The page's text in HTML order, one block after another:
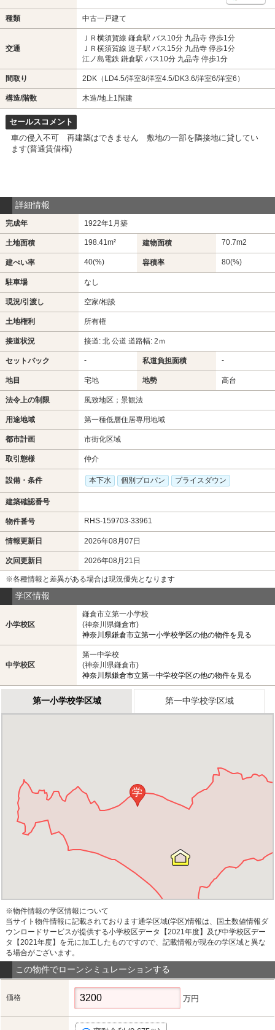
種類 中古一戸建て
交通
ＪＲ横須賀線 鎌倉駅 バス10分 九品寺 停歩1分
ＪＲ横須賀線 逗子駅 バス15分 九品寺 停歩1分
江ノ島電鉄 鎌倉駅 バス10分 九品寺 停歩1分
間取り 2DK（LD4.5/洋室8/洋室4.5/DK3.6/洋室6/洋室6）
構造/階数 木造/地上1階建
セールスコメント
車の侵入不可 再建築はできません 敷地の一部を隣接地に貸してい
ます(普通賃借権)
詳細情報
完成年 1922年1月築
土地面積 198.41m² 建物面積 70.7m2
建ぺい率 40(%) 容積率 80(%)
駐車場 なし
現況/引渡し 空家/相談
土地権利 所有権
接道状況 接道: 北 公道 道路幅: 2ｍ
セットバック - 私道負担面積 -
地目 宅地 地勢 高台
法令上の制限 風致地区；景観法
用途地域 第一種低層住居専用地域
都市計画 市街化区域
取引態様 仲介
設備・条件 本下水 個別プロパン プライスダウン
建築確認番号
物件番号 RHS-159703-33961
情報更新日 2026年08月07日
次回更新日 2026年08月21日
※各種情報と差異がある場合は現況優先となります
学区情報
小学校区
鎌倉市立第一小学校
(神奈川県鎌倉市)
神奈川県鎌倉市立第一小学校学区の他の物件を見る
中学校区
第一中学校
(神奈川県鎌倉市)
神奈川県鎌倉市立第一中学校学区の他の物件を見る
第一小学校学区域 第一中学校学区域
学
※物件情報の学区情報について
当サイト物件情報に記載されております通学区域(学区)情報は、国土数値情報ダ
ウンロードサービスが提供する小学校区データ【2021年度】及び中学校区デー
タ【2021年度】を元に加工したものですので、記載情報が現在の学区域と異な
る場合がございます。
この物件でローンシミュレーションする
価格 万円